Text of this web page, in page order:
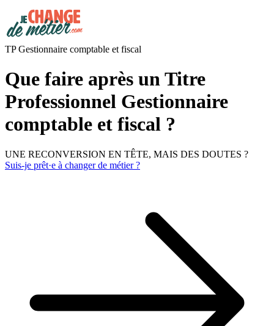
TP Gestionnaire comptable et fiscal
Que faire après un Titre
Professionnel Gestionnaire
comptable et fiscal ?
UNE RECONVERSION EN TÊTE, MAIS DES DOUTES ?
Suis-je prêt·e à changer de métier ?